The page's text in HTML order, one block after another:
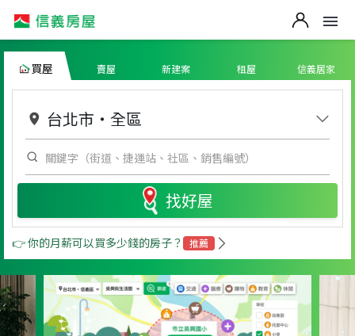
買屋 賣屋 新建案 租屋 信義居家
台北市 ・ 全區
找好屋
👉 你的月薪可以買多少錢的房子？ 推薦